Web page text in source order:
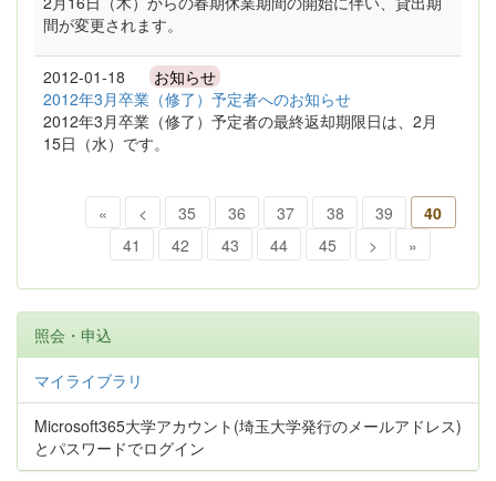
間が変更されます。
2012-01-18 お知らせ
2012年3月卒業（修了）予定者へのお知らせ
2012年3月卒業（修了）予定者の最終返却期限日は、2月
15日（水）です。
« < 35 36 37 38 39
40
41
42 43 44 45 > »
照会・申込
マイライブラリ
Microsoft365大学アカウント(埼玉大学発行のメールアドレス)
とパスワードでログイン